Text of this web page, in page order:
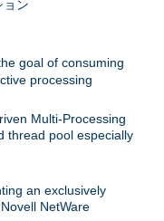
ョン
goal of consuming
processing
Multi-Processing
thread pool especially
an exclusively
NetWare